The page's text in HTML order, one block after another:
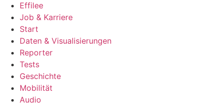
Effilee
Job & Karriere
Start
Daten & Visualisierungen
Reporter
Tests
Geschichte
Mobilität
Audio